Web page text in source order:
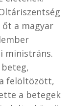
őt a magyar
ministráns.
felöltözött,
a betegek